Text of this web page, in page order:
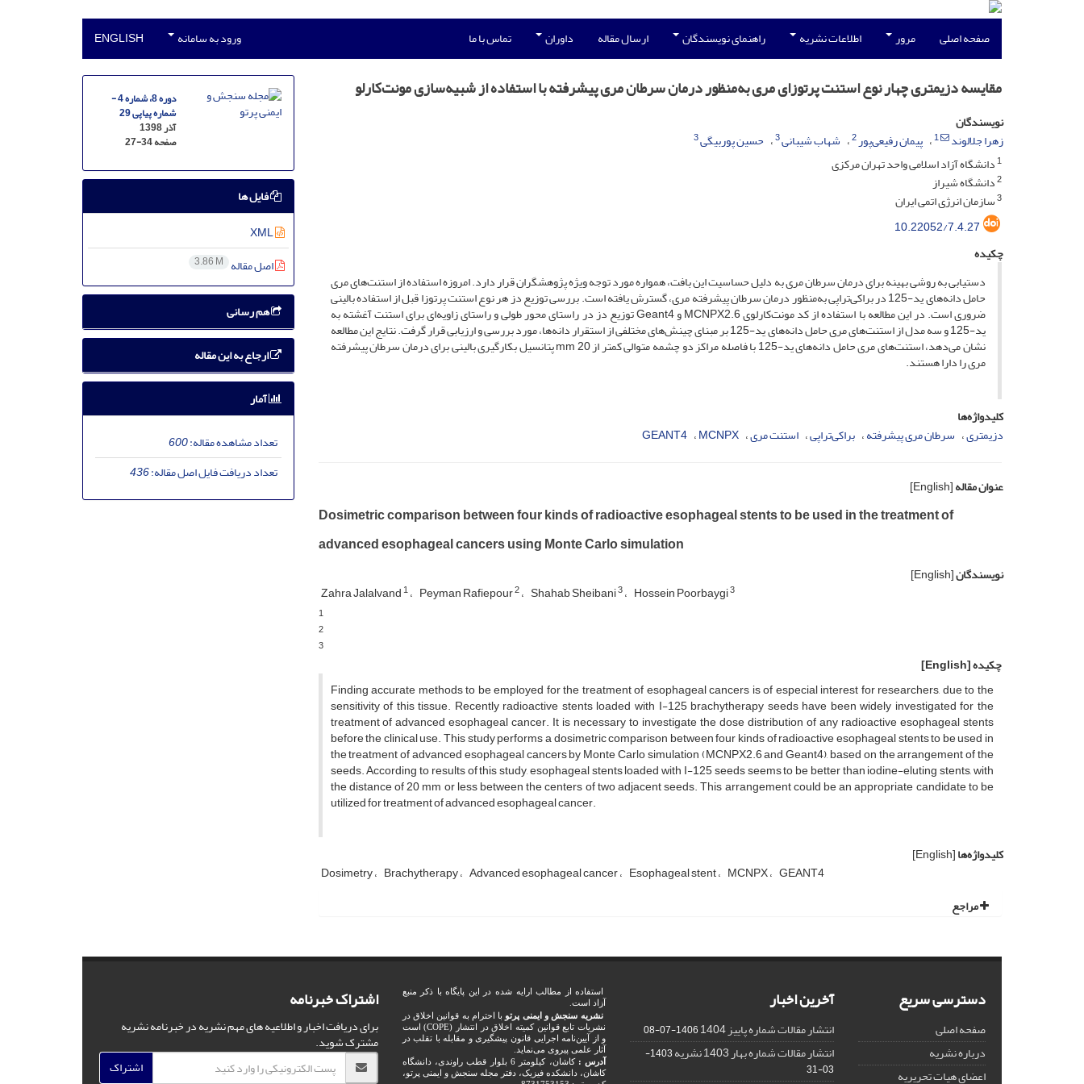
صفحه اصلی مرور اطلاعات نشریه راهنمای نویسندگان ارسال مقاله داوران تماس با ما ورود به سامانه ENGLISH
مقایسه دزیمتری چهار نوع استنت پرتوزای مری به‌منظور درمان سرطان مری پیشرفته با استفاده از شبیه‌سازی مونت‌کارلو
نویسندگان
زهرا جلالوند
1 پیمان رفیعی‌پور2 شهاب شیبانی3 حسین پوربیگی3
1دانشگاه آزاد اسلامی واحد تهران مرکزی
2دانشگاه شیراز
3سازمان انرژی اتمی ایران
10.22052/7.4.27
چکیده
دستیابی به روشی بهینه برای درمان سرطان مری به دلیل حساسیت این بافت، همواره مورد توجه ویژه پژوهشگران قرار دارد. امروزه استفاده از استنت‌های مری
حامل دانه‌های ید-125 در براکی‌تراپی به‌منظور درمان سرطان پیشرفته مری، گسترش یافته است. بررسی توزیع دز هر نوع استنت پرتوزا قبل از استفاده بالینی
ضروری است. در این مطالعه با استفاده از کد مونت‌کارلوی MCNPX2.6 و Geant4 توزیع دز در راستای محور طولی و راستای زاویه‌ای برای استنت آغشته به
ید-125 و سه مدل از استنت‌های مری حامل دانه‌های ید-125 بر مبنای چینش‌های مختلفی از استقرار دانه‌ها، مورد بررسی و ارزیابی قرار گرفت. نتایج این مطالعه
نشان می‌دهد، استنت‌های مری حامل دانه‌های ید-125 با فاصله مراکز دو چشمه متوالی کمتر از mm 20 پتانسیل بکارگیری بالینی برای درمان سرطان پیشرفته
مری را دارا هستند.
کلیدواژه‌ها
دزیمتری سرطان مری پیشرفته براکی‌تراپی استنت مری MCNPX
GEANT4
عنوان مقاله[English]
Dosimetric comparison between four kinds of radioactive esophageal stents to be used in the treatment of
advanced esophageal cancers using Monte Carlo simulation
نویسندگان[English]
Zahra Jalalvand1 Peyman Rafiepour2 Shahab Sheibani3 Hossein Poorbaygi3
1
2
3
چکیده[English]
Finding accurate methods to be employed for the treatment of esophageal cancers is of especial interest for researchers, due to the
sensitivity of this tissue. Recently radioactive stents loaded with I-125 brachytherapy seeds have been widely investigated for the
treatment of advanced esophageal cancer. It is necessary to investigate the dose distribution of any radioactive esophageal stents
before the clinical use. This study performs a dosimetric comparison between four kinds of radioactive esophageal stents to be used in
the treatment of advanced esophageal cancers by Monte Carlo simulation (MCNPX2.6 and Geant4), based on the arrangement of the
seeds. According to results of this study, esophageal stents loaded with I-125 seeds seems to be better than iodine-eluting stents, with
the distance of 20 mm or less between the centers of two adjacent seeds. This arrangement could be an appropriate candidate to be
utilized for treatment of advanced esophageal cancer.
کلیدواژه‌ها[English]
Dosimetry Brachytherapy Advanced esophageal cancer Esophageal stent MCNPX GEANT4
مراجع
دوره 8، شماره 4 -
شماره پیاپی 29
آذر 1398
صفحه27-34
فایل ها
XML
اصل مقاله 3.86 M
هم رسانی
ارجاع به این مقاله
آمار
تعداد مشاهده مقاله:600
تعداد دریافت فایل اصل مقاله:436
دسترسی سریع
صفحه اصلی
درباره نشریه
اعضای هیات تحریریه
آخرین اخبار
انتشار مقالات شماره پاییز 1404 1406-07-08
انتشار مقالات شماره بهار 1403 نشریه
1403-
03-31
استفاده از مطالب ارایه شده در این پایگاه با ذکر منبع
آزاد است.
نشریه سنجش و ایمنی پرتو با احترام به قوانین اخلاق در
نشریات تابع قوانین کمیته اخلاق در انتشار (COPE) است
و از آیین‌نامه اجرایی قانون پیشگیری و مقابله با تقلب در
آثار علمی پیروی می‌نماید.
آدرس :
کاشان، کیلومتر 6 بلوار قطب راوندی، دانشگاه
کاشان، دانشکده فیزیک، دفتر مجله سنجش و ایمنی پرتو،
اشتراک خبرنامه
برای دریافت اخبار و اطلاعیه های مهم نشریه در خبرنامه نشریه
مشترک شوید.
اشتراک